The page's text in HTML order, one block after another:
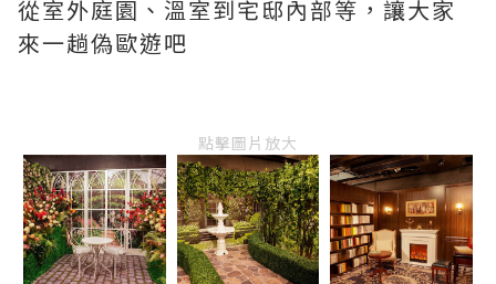
從室外庭園、溫室到宅邸內部等，讓大家
來一趟偽歐遊吧
點擊圖片放大